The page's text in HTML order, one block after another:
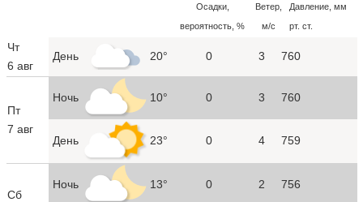
Осадки,
вероятность, %
Ветер,
м/с
Давление, мм
рт. ст.
Чт
6 авг
День 20° 0 3 760
Пт
7 авг
Ночь 10° 0 3 760
День 23° 0 4 759
Сб
Ночь 13° 0 2 756